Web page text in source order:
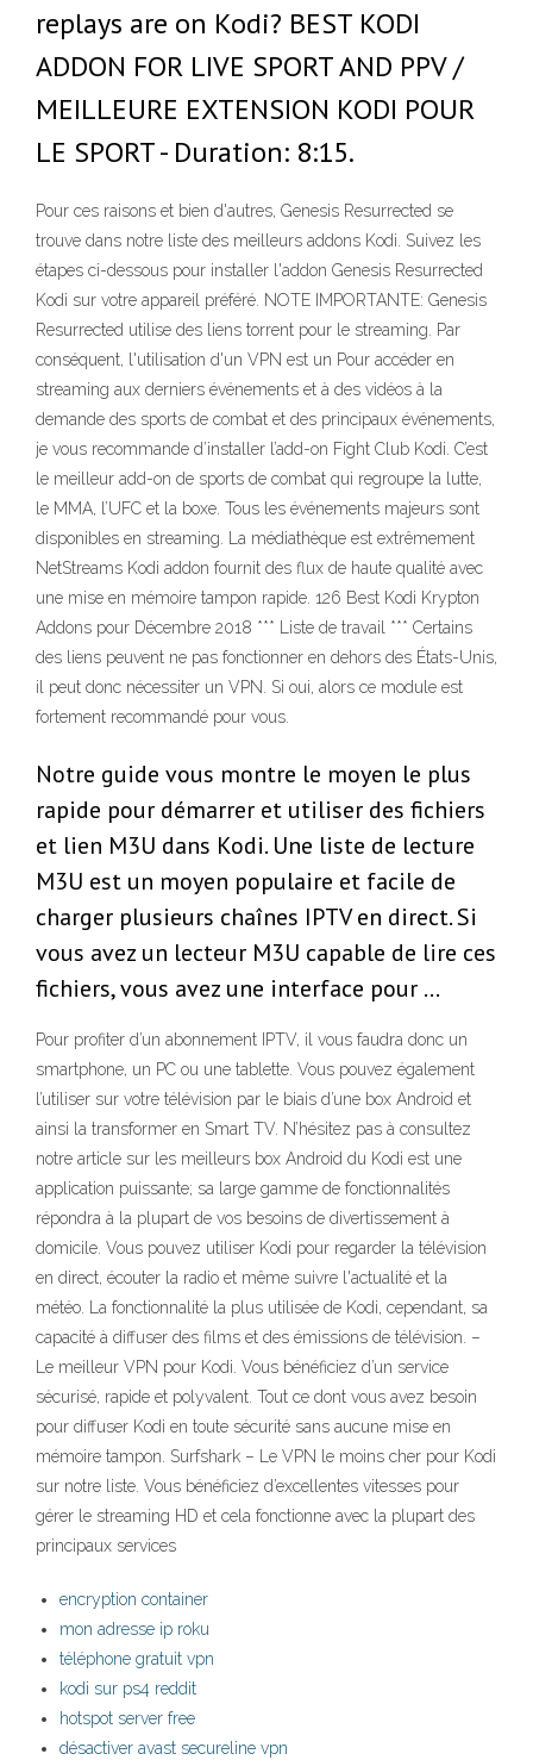
replays are on Kodi? BEST KODI
ADDON FOR LIVE SPORT AND PPV /
MEILLEURE EXTENSION KODI POUR
LE SPORT - Duration: 8:15.
Pour ces raisons et bien d'autres, Genesis Resurrected se
trouve dans notre liste des meilleurs addons Kodi. Suivez les
étapes ci-dessous pour installer l'addon Genesis Resurrected
Kodi sur votre appareil préféré. NOTE IMPORTANTE: Genesis
Resurrected utilise des liens torrent pour le streaming. Par
conséquent, l'utilisation d'un VPN est un Pour accéder en
streaming aux derniers événements et à des vidéos à la
demande des sports de combat et des principaux événements,
je vous recommande d’installer l’add-on Fight Club Kodi. C’est
le meilleur add-on de sports de combat qui regroupe la lutte,
le MMA, l’UFC et la boxe. Tous les événements majeurs sont
disponibles en streaming. La médiathèque est extrêmement
NetStreams Kodi addon fournit des flux de haute qualité avec
une mise en mémoire tampon rapide. 126 Best Kodi Krypton
Addons pour Décembre 2018 *** Liste de travail *** Certains
des liens peuvent ne pas fonctionner en dehors des États-Unis,
il peut donc nécessiter un VPN. Si oui, alors ce module est
fortement recommandé pour vous.
Notre guide vous montre le moyen le plus
rapide pour démarrer et utiliser des fichiers
et lien M3U dans Kodi. Une liste de lecture
M3U est un moyen populaire et facile de
charger plusieurs chaînes IPTV en direct. Si
vous avez un lecteur M3U capable de lire ces
fichiers, vous avez une interface pour …
Pour profiter d’un abonnement IPTV, il vous faudra donc un
smartphone, un PC ou une tablette. Vous pouvez également
l’utiliser sur votre télévision par le biais d’une box Android et
ainsi la transformer en Smart TV. N’hésitez pas à consultez
notre article sur les meilleurs box Android du Kodi est une
application puissante; sa large gamme de fonctionnalités
répondra à la plupart de vos besoins de divertissement à
domicile. Vous pouvez utiliser Kodi pour regarder la télévision
en direct, écouter la radio et même suivre l'actualité et la
météo. La fonctionnalité la plus utilisée de Kodi, cependant, sa
capacité à diffuser des films et des émissions de télévision. –
Le meilleur VPN pour Kodi. Vous bénéficiez d’un service
sécurisé, rapide et polyvalent. Tout ce dont vous avez besoin
pour diffuser Kodi en toute sécurité sans aucune mise en
mémoire tampon. Surfshark – Le VPN le moins cher pour Kodi
sur notre liste. Vous bénéficiez d’excellentes vitesses pour
gérer le streaming HD et cela fonctionne avec la plupart des
principaux services
encryption container
mon adresse ip roku
téléphone gratuit vpn
kodi sur ps4 reddit
hotspot server free
désactiver avast secureline vpn